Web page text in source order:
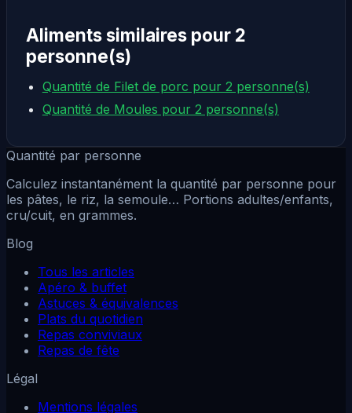
Aliments similaires pour 2
personne(s)
Quantité de Filet de porc pour 2 personne(s)
Quantité de Moules pour 2 personne(s)
Quantité par personne
Calculez instantanément la quantité par personne pour
les pâtes, le riz, la semoule… Portions adultes/enfants,
cru/cuit, en grammes.
Blog
Tous les articles
Apéro & buffet
Astuces & équivalences
Plats du quotidien
Repas conviviaux
Repas de fête
Légal
Mentions légales